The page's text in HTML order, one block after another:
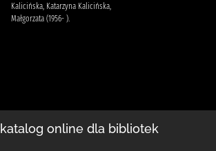
Kalicińska, Katarzyna Kalicińska,
Małgorzata (1956- ).
katalog online dla bibliotek